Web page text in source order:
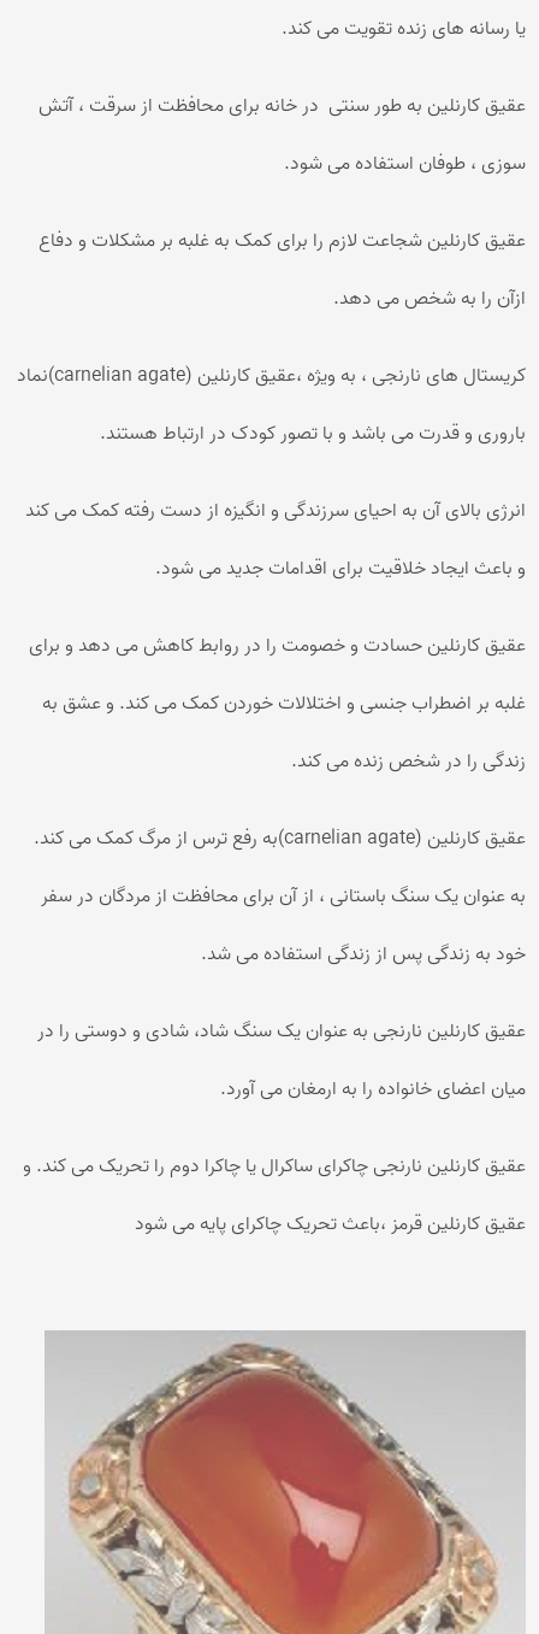
یا رسانه های زنده تقویت می کند.
عقیق کارنلین به طور سنتی در خانه برای محافظت از سرقت ، آتش
سوزی ، طوفان استفاده می شود.
عقیق کارنلین شجاعت لازم را برای کمک به غلبه بر مشکلات و دفاع
ازآن را به شخص می دهد.
کریستال های نارنجی ، به ویژه ،عقیق کارنلین (carnelian agate)نماد
باروری و قدرت می باشد و با تصور کودک در ارتباط هستند.
انرژی بالای آن به احیای سرزندگی و انگیزه از دست رفته کمک می کند
و باعث ایجاد خلاقیت برای اقدامات جدید می شود.
عقیق کارنلین حسادت و خصومت را در روابط کاهش می دهد و برای
غلبه بر اضطراب جنسی و اختلالات خوردن کمک می کند. و عشق به
زندگی را در شخص زنده می کند.
عقیق کارنلین (carnelian agate)به رفع ترس از مرگ کمک می کند.
به عنوان یک سنگ باستانی ، از آن برای محافظت از مردگان در سفر
خود به زندگی پس از زندگی استفاده می شد.
عقیق کارنلین نارنجی به عنوان یک سنگ شاد، شادی و دوستی را در
میان اعضای خانواده را به ارمغان می آورد.
عقیق کارنلین نارنجی چاکرای ساکرال یا چاکرا دوم را تحریک می کند. و
عقیق کارنلین قرمز ،باعث تحریک چاکرای پایه می شود